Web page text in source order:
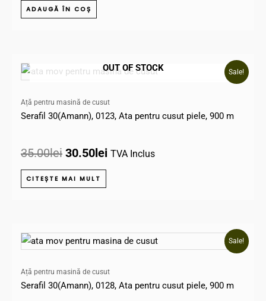
ADAUGĂ ÎN COȘ
Sale!
OUT OF STOCK
Ață pentru masină de cusut
Serafil 30(Amann), 0123, Ata pentru cusut piele, 900 m
35.00lei
inițial
fost:
35.00lei.
30.50lei
Prețul
curent
30.50lei.
TVA Inclus
CITEȘTE MAI MULT
Sale!
Ață pentru masină de cusut
Serafil 30(Amann), 0128, Ata pentru cusut piele, 900 m
Prețul
inițial
fost:
35.00lei.
Prețul
curent
31.00lei.